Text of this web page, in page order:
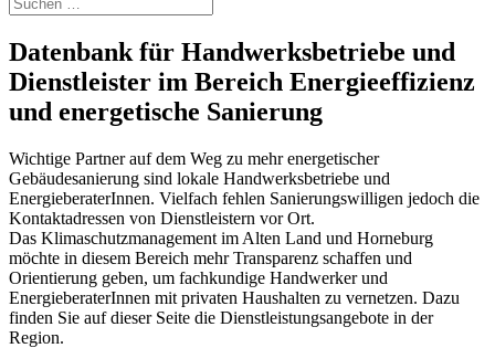
Datenbank für Handwerksbetriebe und
Dienstleister im Bereich Energieeffizienz
und energetische Sanierung
Wichtige Partner auf dem Weg zu mehr energetischer
Gebäudesanierung sind lokale Handwerksbetriebe und
EnergieberaterInnen. Vielfach fehlen Sanierungswilligen jedoch die
Kontaktadressen von Dienstleistern vor Ort.
Das Klimaschutzmanagement im Alten Land und Horneburg
möchte in diesem Bereich mehr Transparenz schaffen und
Orientierung geben, um fachkundige Handwerker und
EnergieberaterInnen mit privaten Haushalten zu vernetzen. Dazu
finden Sie auf dieser Seite die Dienstleistungsangebote in der
Region.